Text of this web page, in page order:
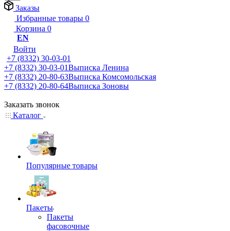
Заказы
Избранные товары 0
Корзина 0
EN
Войти
+7 (8332) 30-03-01
+7 (8332) 30-03-01Выписка Ленина
+7 (8332) 20-80-63Выписка Комсомольская
+7 (8332) 20-80-64Выписка Зоновы
Заказать звонок
Каталог
Популярные товары
Пакеты
Пакеты
фасовочные